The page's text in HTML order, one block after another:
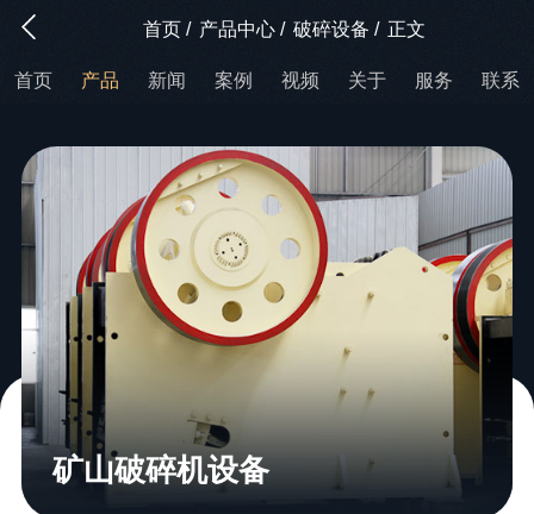
首页 / 产品中心 / 破碎设备 / 正文
首页 产品 新闻 案例 视频 关于 服务 联系
矿山破碎机设备